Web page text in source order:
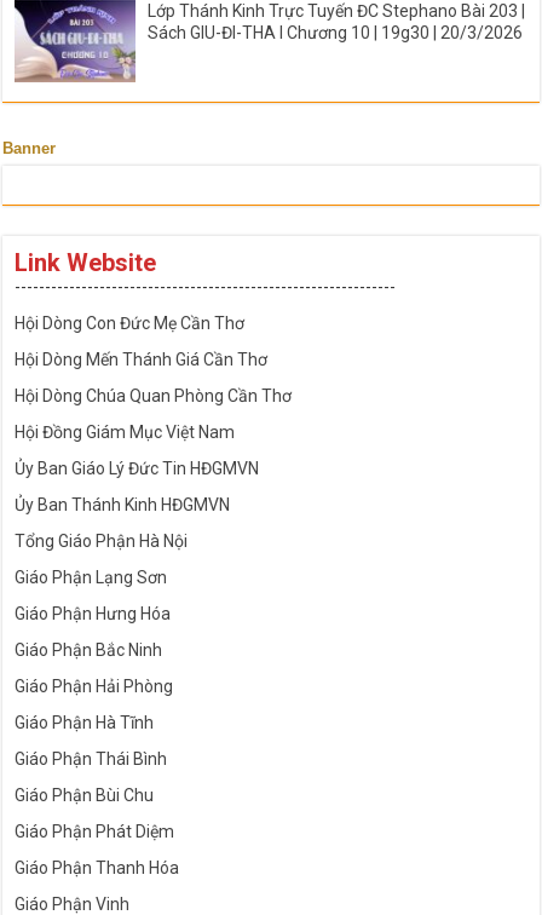
Lớp Thánh Kinh Trực Tuyến ĐC Stephano Bài 203 |
Sách GIU-ĐI-THA I Chương 10 | 19g30 | 20/3/2026
Banner
Link Website
---------------------------------------------------------------
Hội Dòng Con Đức Mẹ Cần Thơ
Hội Dòng Mến Thánh Giá Cần Thơ
Hội Dòng Chúa Quan Phòng Cần Thơ
Hội Đồng Giám Mục Việt Nam
Ủy Ban Giáo Lý Đức Tin HĐGMVN
Ủy Ban Thánh Kinh HĐGMVN
Tổng Giáo Phận Hà Nội
Giáo Phận Lạng Sơn
Giáo Phận Hưng Hóa
Giáo Phận Bắc Ninh
Giáo Phận Hải Phòng
Giáo Phận Hà Tĩnh
Giáo Phận Thái Bình
Giáo Phận Bùi Chu
Giáo Phận Phát Diệm
Giáo Phận Thanh Hóa
Giáo Phận Vinh